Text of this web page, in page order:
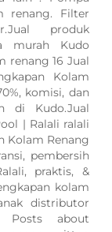
renang. Filter
produk
murah Kudo
renang 16 Jual
Kolam
komisi, dan
di Kudo.Jual
| Ralali ralali
Kolam Renang
pembersih
praktis, &
kolam
distributor
Posts about